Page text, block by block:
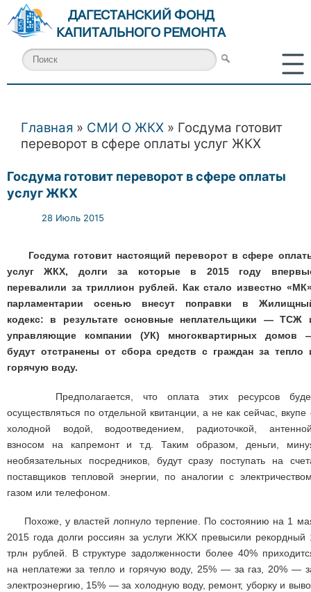
ДАГЕСТАНСКИЙ ФОНД
КАПИТАЛЬНОГО РЕМОНТА
Вы здесь
Главная » СМИ О ЖКХ » Госдума готовит
переворот в сфере оплаты услуг ЖКХ
Госдума готовит переворот в сфере оплаты
услуг ЖКХ
28 Июль 2015
Госдума готовит настоящий переворот в сфере
услуг ЖКХ, долги за которые в 2015 году
перевалили за триллион рублей. Как стало известно
парламентарии осенью внесут поправки в
кодекс: в результате основные неплательщики — ТСЖ
управляющие компании (УК) многоквартирных домов
будут отстранены от сбора средств с граждан за тепло
горячую воду.
Предполагается, что оплата этих ресурсов
осуществляться по отдельной квитанции, а не как сейчас, вкупе
холодной водой, водоотведением, радиоточкой,
взносом на капремонт и т.д. Таким образом, деньги,
необязательных посредников, будут сразу поступать на
поставщиков тепловой энергии, по аналогии с
газом или телефоном.
Похоже, у властей лопнуло терпение. По состоянию на 1
2015 года долги россиян за услуги ЖКХ превысили рекордный
трлн рублей. В структуре задолженности более 40%
на неплатежи за тепло и горячую воду, 25% — за газ, 20% —
электроэнергию, 15% — за холодную воду, ремонт, уборку и